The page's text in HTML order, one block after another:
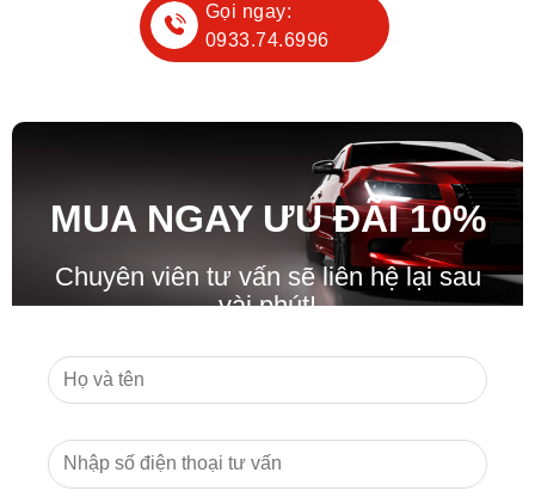
Gọi ngay:
0933.74.6996
MUA NGAY ƯU ĐÃI10%
Chuyên viên tư vấn sẽ liên hệ lại sau
vài phút!